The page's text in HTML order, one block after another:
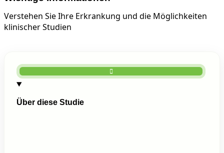
Verstehen Sie Ihre Erkrankung und die Möglichkeiten
klinischer Studien
Über diese Studie